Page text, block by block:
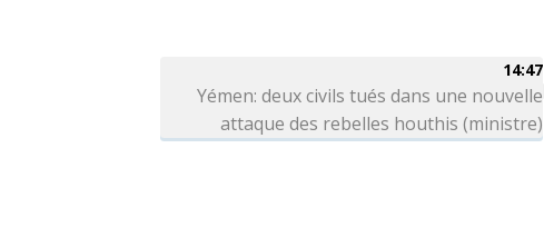
14:47
Yémen: deux civils tués dans une nouvelle
attaque des rebelles houthis (ministre)